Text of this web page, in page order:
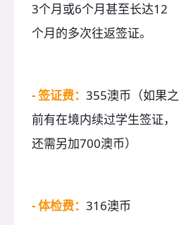
3个月或6个月甚至长达12
个月的多次往返签证。
- 签证费： 355澳币（如果之
前有在境内续过学生签证，
还需另加700澳币）
- 体检费： 316澳币